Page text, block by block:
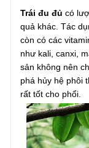
Trái đu đủ có
quả khác. Tác
còn có các
như kali, canxi,
sản không nên
phá hủy hệ phôi
rất tốt cho phổi.